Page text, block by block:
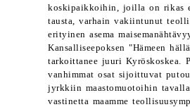
koskipaikkoihin, joilla on rikas
tausta, varhain vakiintunut
erityinen asema
Kansalliseepoksen "Hämeen
tarkoittanee juuri Kyröskoskea.
vanhimmat osat sijoittuvat
jyrkkiin maastomuotoihin
vastinetta maamme